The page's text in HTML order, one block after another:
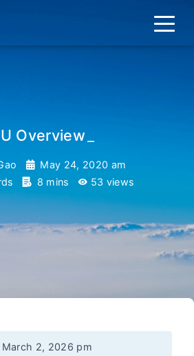
Overview
May 24, 2020 am
8 mins 53 views
2, 2026 pm